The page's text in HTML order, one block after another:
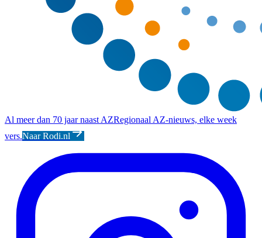
Al meer dan 70 jaar naast AZRegionaal AZ-nieuws, elke week
vers.Naar Rodi.nl